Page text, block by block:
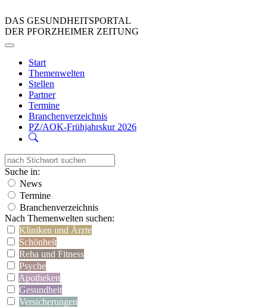
DAS GESUNDHEITSPORTAL
DER PFORZHEIMER ZEITUNG
Start
Themenwelten
Stellen
Partner
Termine
Branchenverzeichnis
PZ/AOK-Frühjahrskur 2026
Suche in:
News
Termine
Branchenverzeichnis
Nach Themenwelten suchen:
Kliniken und Ärzte
Schönheit
Reha und Fitness
Psyche
Apotheken
Gesundheit
Versicherungen